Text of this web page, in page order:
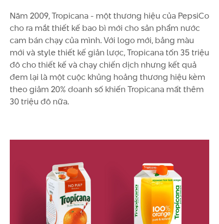
Năm 2009, Tropicana - một thương hiệu của PepsiCo
cho ra mắt thiết kế bao bì mới cho sản phẩm nước
cam bán chạy của mình. Với logo mới, bảng màu
mới và style thiết kế giản lược, Tropicana tốn 35 triệu
đô cho thiết kế và chạy chiến dịch nhưng kết quả
đem lại là một cuộc khủng hoảng thương hiệu kèm
theo giảm 20% doanh số khiến Tropicana mất thêm
30 triệu đô nữa.